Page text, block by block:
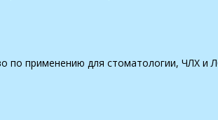
по применению для стоматологии, ЧЛХ и